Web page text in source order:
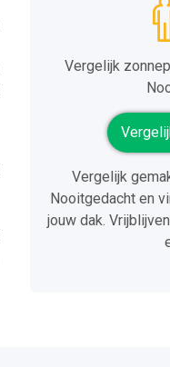
Vergelijk
Vergelijk
Nooitgedacht en
jouw dak.